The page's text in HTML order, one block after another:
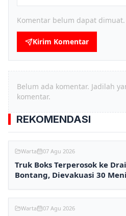
Komentar belum dapat dimuat.
Kirim Komentar
Belum ada komentar. Jadilah
komentar.
REKOMENDASI
Warta 07 Agu 2026
Truk Boks Terperosok ke
Bontang, Dievakuasi 30
Warta 07 Agu 2026